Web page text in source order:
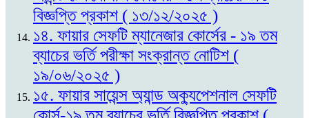
বিজ্ঞপ্তি প্রকাশ ( ১৩/১২/২০২৫ )
১৪. ফায়ার সেফটি ম্যানেজার কোর্সের - ১৯ তম
ব্যাচের ভর্তি পরীক্ষা সংক্রান্ত নোটিশ (
১৯/০৬/২০২৫ )
১৫. ফায়ার সায়েন্স অ্যান্ড অক্যুপেশনাল সেফটি